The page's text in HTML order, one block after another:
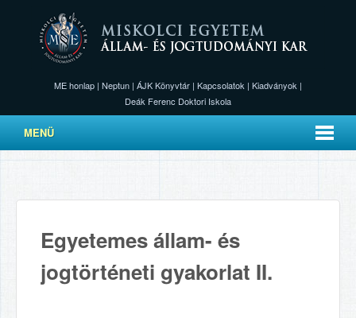
ME honlap | Neptun | ÁJK Könyvtár | Kapcsolatok | Kiadványok |
Deák Ferenc Doktori Iskola
MENÜ
Egyetemes állam- és
jogtörténeti gyakorlat II.